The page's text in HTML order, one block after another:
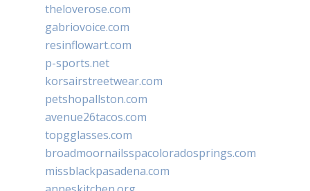
theloverose.com
gabriovoice.com
resinflowart.com
p-sports.net
korsairstreetwear.com
petshopallston.com
avenue26tacos.com
topgglasses.com
broadmoornailsspacoloradosprings.com
missblackpasadena.com